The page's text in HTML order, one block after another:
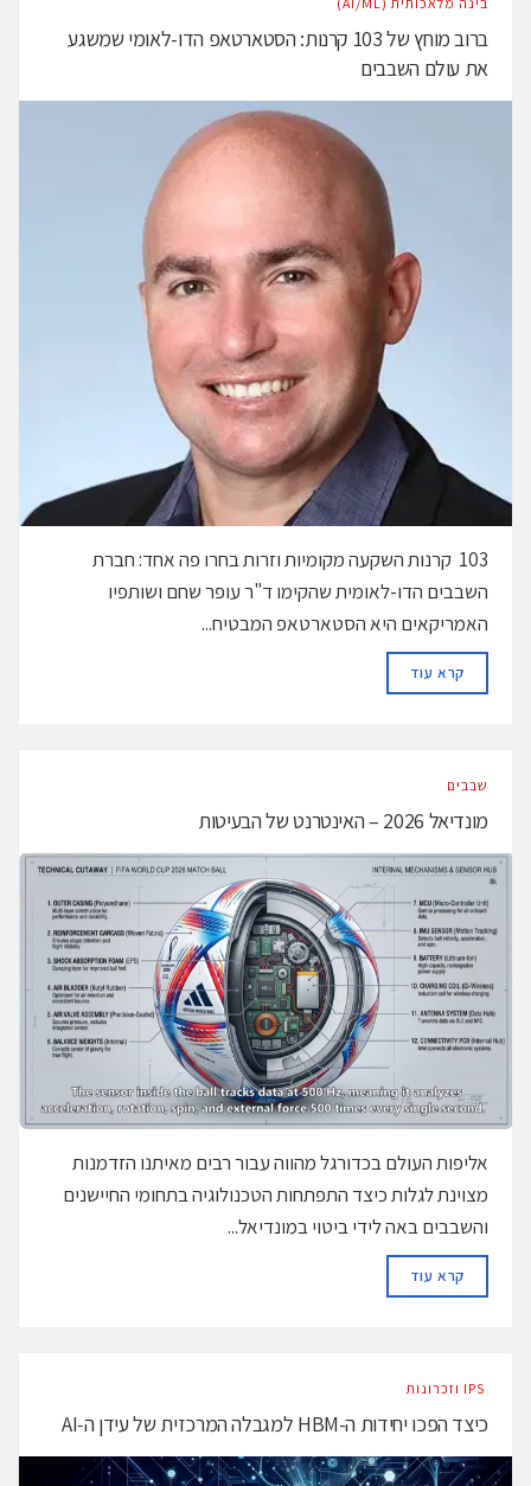
ברוב מוחץ של 103 קרנות: הסטארטאפ הדו-לאומי שמשגע
את עולם השבבים
103 קרנות השקעה מקומיות וזרות בחרו פה אחד: חברת
השבבים הדו-לאומית שהקימו ד"ר עופר שחם ושותפיו
האמריקאים היא הסטארטאפ המבטיח...
קרא עודDETAILS
‫שבבים‬
מונדיאל 2026 – האינטרנט של הבעיטות
אליפות העולם בכדורגל מהווה עבור רבים מאיתנו הזדמנות
מצוינת לגלות כיצד התפתחות הטכנולוגיה בתחומי החיישנים
והשבבים באה לידי ביטוי במונדיאל...
קרא עודDETAILS
כיצד הפכו יחידות ה-HBM למגבלה המרכזית של עידן ה‑AI